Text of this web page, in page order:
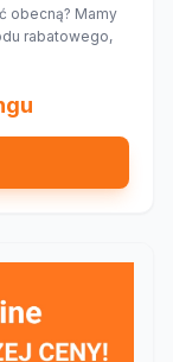
obecną? Mamy
rabatowego,